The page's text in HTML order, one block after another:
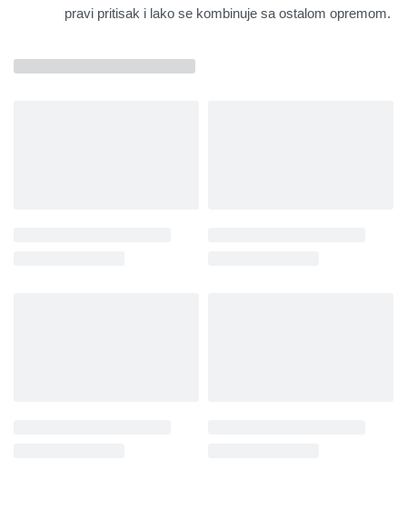
pravi pritisak i lako se kombinuje sa ostalom opremom.